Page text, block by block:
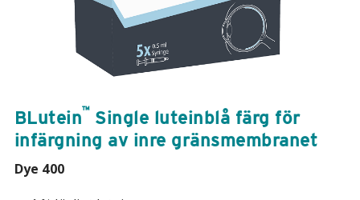
BLutein™Single luteinblå färg för
infärgning av inre gränsmembranet
Dye 400